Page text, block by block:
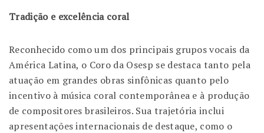
Tradição e excelência coral
Reconhecido como um dos principais grupos vocais da
América Latina, o Coro da Osesp se destaca tanto pela
atuação em grandes obras sinfônicas quanto pelo
incentivo à música coral contemporânea e à produção
de compositores brasileiros. Sua trajetória inclui
apresentações internacionais de destaque, como o